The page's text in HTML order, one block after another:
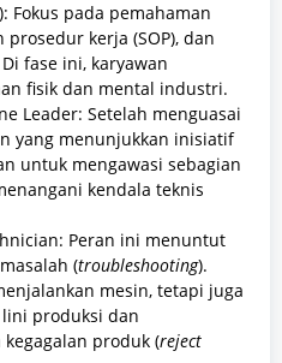
Fokus pada pemahaman
kerja (SOP), dan
fase ini, karyawan
fisik dan mental industri.
Leader: Setelah menguasai
yang menunjukkan inisiatif
untuk mengawasi sebagian
kendala teknis
Peran ini menuntut
(troubleshooting).
mesin, tetapi juga
produksi dan
produk (reject